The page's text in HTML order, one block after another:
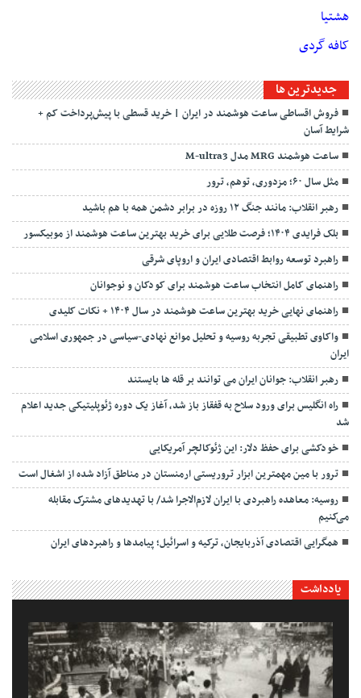
هشتیا
کافه گردی
جديدترين ها
فروش اقساطی ساعت هوشمند در ایران | خرید قسطی با پیش‌پرداخت کم +
شرایط آسان
ساعت هوشمند MRG مدل M-ultra3
مثل سال ۶۰؛ مزدوری، توهم، ترور
رهبر انقلاب: مانند جنگ ۱۲ روزه در برابر دشمن همه با هم باشید
بلک فرایدی ۱۴۰۴؛ فرصت طلایی برای خرید بهترین ساعت هوشمند از موبیکسور
راهبرد توسعه روابط اقتصادی ایران و اروپای شرقی
راهنمای کامل انتخاب ساعت هوشمند برای کودکان و نوجوانان
راهنمای نهایی خرید بهترین ساعت هوشمند در سال ۱۴۰۴ + نکات کلیدی
واکاوی تطبیقی تجربه روسیه و تحلیل موانع نهادی-سیاسی در جمهوری اسلامی
ایران
رهبر انقلاب: جوانان ایران می توانند بر قله ها بایستند
راه انگلیس برای ورود سلاح به قفقاز باز شد، آغاز یک دوره ژئوپلیتیکی جدید اعلام
شد
خودکشی برای حفظ دلار: این ژئوکالچر آمریکایی
ترور با مین مهمترین ابزار تروریستی ارمنستان در مناطق آزاد شده از اشغال است
روسیه: معاهده راهبردی با ایران لازم‌الاجرا شد/ با تهدیدهای مشترک مقابله
می‌کنیم
همگرایی اقتصادی آذربایجان، ترکیه و اسرائیل؛ پیامدها و راهبردهای ایران
یادداشت